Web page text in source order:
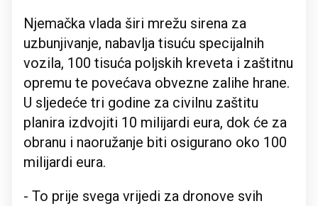
Njemačka vlada širi mrežu sirena za
uzbunjivanje, nabavlja tisuću specijalnih
vozila, 100 tisuća poljskih kreveta i zaštitnu
opremu te povećava obvezne zalihe hrane.
U sljedeće tri godine za civilnu zaštitu
planira izdvojiti 10 milijardi eura, dok će za
obranu i naoružanje biti osigurano oko 100
milijardi eura.
- To prije svega vrijedi za dronove svih